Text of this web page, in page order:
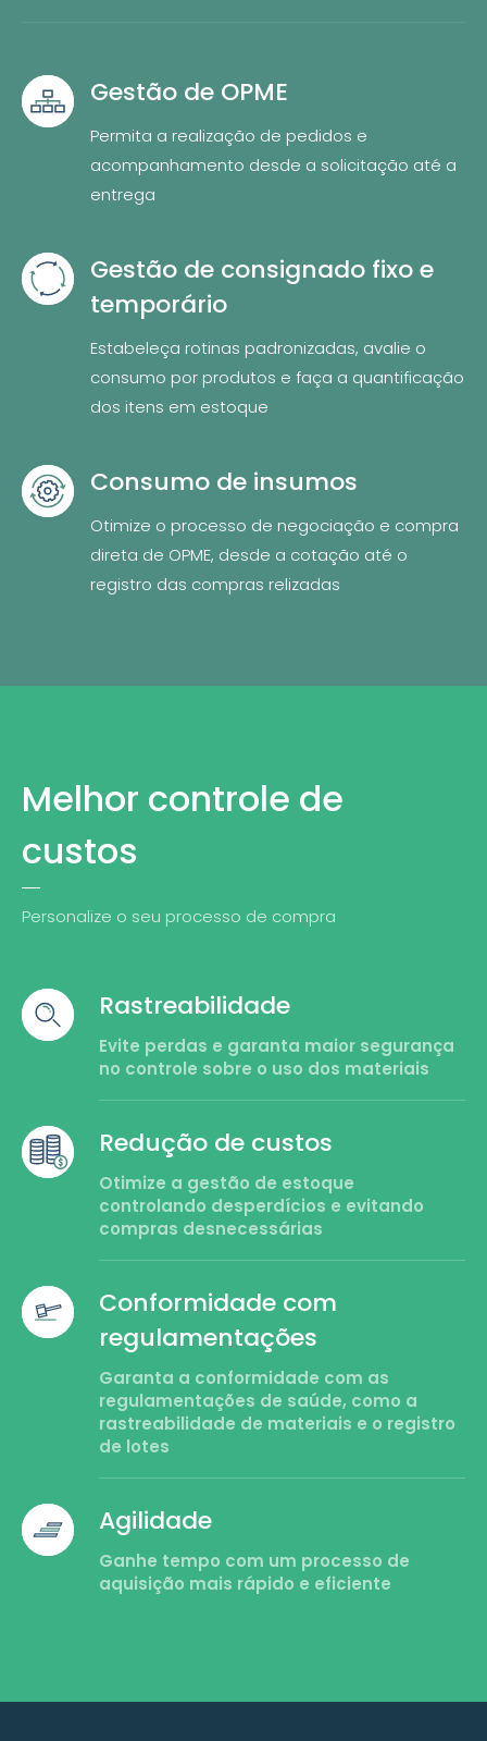
Gestão de OPME
Permita a realização de pedidos e
acompanhamento desde a solicitação até a
entrega
Gestão de consignado fixo e
temporário
Estabeleça rotinas padronizadas, avalie o
consumo por produtos e faça a quantificação
dos itens em estoque
Consumo de insumos
Otimize o processo de negociação e compra
direta de OPME, desde a cotação até o
registro das compras relizadas
Melhor controle de
custos
Personalize o seu processo de compra
Rastreabilidade
Evite perdas e garanta maior segurança
no controle sobre o uso dos materiais
Redução de custos
Otimize a gestão de estoque
controlando desperdícios e evitando
compras desnecessárias
Conformidade com
regulamentações
Garanta a conformidade com as
regulamentações de saúde, como a
rastreabilidade de materiais e o registro
de lotes
Agilidade
Ganhe tempo com um processo de
aquisição mais rápido e eficiente